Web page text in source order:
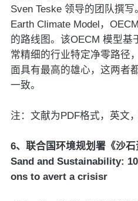
Sven Teske 领导的团队撰
Earth Climate Model，
的路线图。该OECM 模型基
常精细的行业特定净零路径
面具有最高的雄心，这两者
一致。
注：文献为PDF格式，英文，
6、联合国环境规划署《沙
Sand and Sustainability:
ons to avert a crisisr